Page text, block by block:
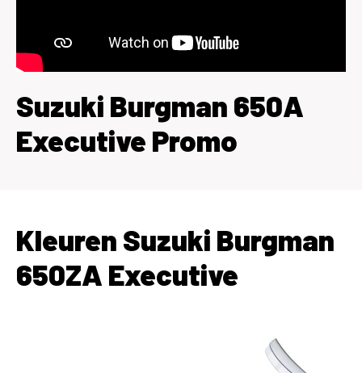
Suzuki Burgman 650A
Executive Promo
Kleuren Suzuki Burgman
650ZA Executive